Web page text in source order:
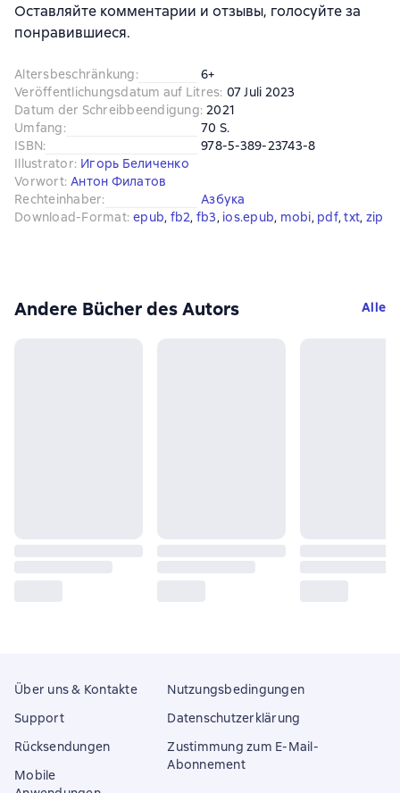
Оставляйте комментарии и отзывы, голосуйте за
понравившиеся.
Altersbeschränkung:
6+
Veröffentlichungsdatum auf Litres: 07 Juli 2023
Datum der Schreibbeendigung: 2021
Umfang:
70 S.
ISBN:
978-5-389-23743-8
Illustrator: Игорь Беличенко
Vorwort: Антон Филатов
Rechteinhaber:
Азбука
Download-Format: epub, fb2, fb3, ios.epub, mobi, pdf, txt, zip
Andere Bücher des Autors Alle
Über uns & Kontakte
Support
Rücksendungen
Mobile
Nutzungsbedingungen
Datenschutzerklärung
Zustimmung zum E-Mail-
Abonnement